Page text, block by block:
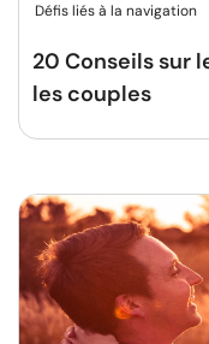
Défis liés à la navigation
20 Conseils sur
les couples